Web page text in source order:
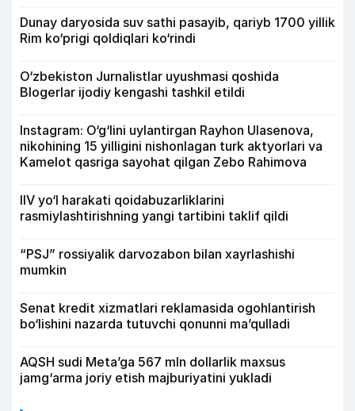
Dunay daryosida suv sathi pasayib, qariyb 1700 yillik
Rim ko‘prigi qoldiqlari ko‘rindi
O‘zbekiston Jurnalistlar uyushmasi qoshida
Blogerlar ijodiy kengashi tashkil etildi
Instagram: O‘g‘lini uylantirgan Rayhon Ulasenova,
nikohining 15 yilligini nishonlagan turk aktyorlari va
Kamelot qasriga sayohat qilgan Zebo Rahimova
IIV yo‘l harakati qoidabuzarliklarini
rasmiylashtirishning yangi tartibini taklif qildi
“PSJ” rossiyalik darvozabon bilan xayrlashishi
mumkin
Senat kredit xizmatlari reklamasida ogohlantirish
bo‘lishini nazarda tutuvchi qonunni ma’qulladi
AQSH sudi Meta’ga 567 mln dollarlik maxsus
jamg‘arma joriy etish majburiyatini yukladi